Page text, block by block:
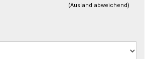
(Ausland abweichend)